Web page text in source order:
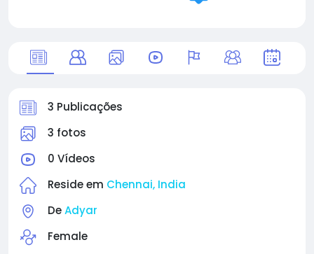
3 Publicações
3 fotos
0 Vídeos
Reside em Chennai, India
DeAdyar
Female